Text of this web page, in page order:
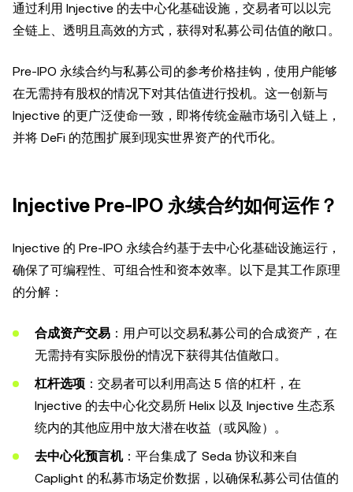
通过利用 Injective 的去中心化基础设施，交易者可以以完
全链上、透明且高效的方式，获得对私募公司估值的敞口。
Pre-IPO 永续合约与私募公司的参考价格挂钩，使用户能够
在无需持有股权的情况下对其估值进行投机。这一创新与
Injective 的更广泛使命一致，即将传统金融市场引入链上，
并将 DeFi 的范围扩展到现实世界资产的代币化。
Injective Pre-IPO 永续合约如何运作？
Injective 的 Pre-IPO 永续合约基于去中心化基础设施运行，
确保了可编程性、可组合性和资本效率。以下是其工作原理
的分解：
合成资产交易 ：用户可以交易私募公司的合成资产，在
无需持有实际股份的情况下获得其估值敞口。
杠杆选项 ：交易者可以利用高达 5 倍的杠杆，在
Injective 的去中心化交易所 Helix 以及 Injective 生态系
统内的其他应用中放大潜在收益（或风险）。
去中心化预言机：平台集成了 Seda 协议和来自
Caplight 的私募市场定价数据，以确保私募公司估值的